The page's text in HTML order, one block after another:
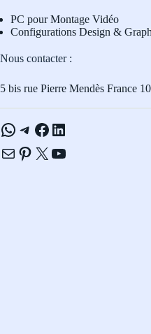
PC pour Montage Vidéo
Configurations Design &
Nous contacter :
5 bis rue Pierre Mendès France
WhatsApp
Telegram
Facebook
LinkedIn
E-mailPinterest
X YouTube